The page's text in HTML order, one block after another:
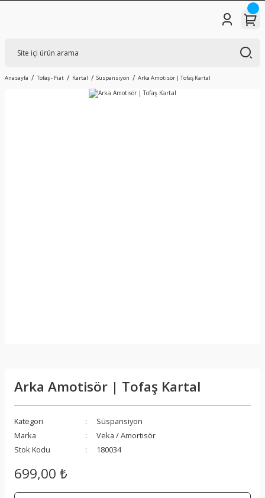
Anasayfa Tofaş - Fiat Kartal Süspansiyon Arka Amotisör | Tofaş Kartal
Arka Amotisör | Tofaş Kartal
Kategori
Süspansiyon
Marka
Veka / Amortisör
Stok Kodu
180034
699,00 ₺